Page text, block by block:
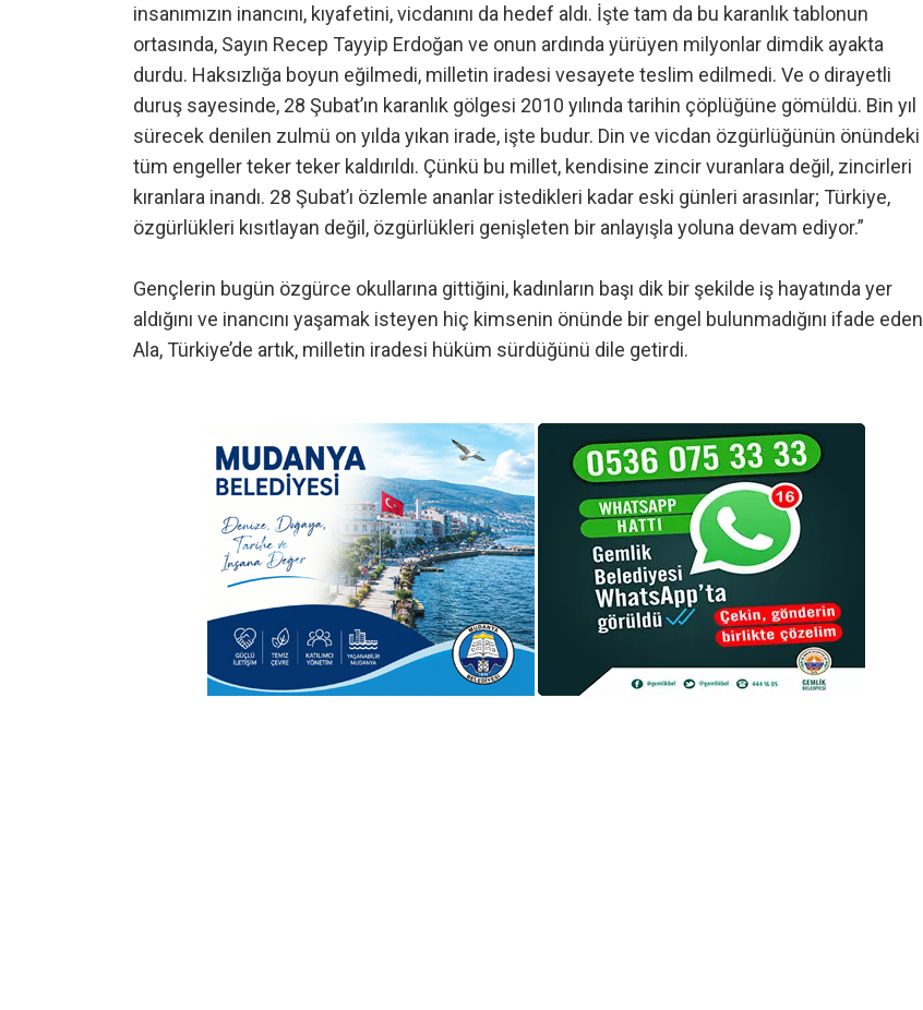
insanımızın inancını, kıyafetini, vicdanını da hedef aldı. İşte tam da bu karanlık tablonun
ortasında, Sayın Recep Tayyip Erdoğan ve onun ardında yürüyen milyonlar dimdik ayakta
durdu. Haksızlığa boyun eğilmedi, milletin iradesi vesayete teslim edilmedi. Ve o dirayetli
duruş sayesinde, 28 Şubat’ın karanlık gölgesi 2010 yılında tarihin çöplüğüne gömüldü. Bin yıl
sürecek denilen zulmü on yılda yıkan irade, işte budur. Din ve vicdan özgürlüğünün önündeki
tüm engeller teker teker kaldırıldı. Çünkü bu millet, kendisine zincir vuranlara değil, zincirleri
kıranlara inandı. 28 Şubat’ı özlemle ananlar istedikleri kadar eski günleri arasınlar; Türkiye,
özgürlükleri kısıtlayan değil, özgürlükleri genişleten bir anlayışla yoluna devam ediyor.”
Gençlerin bugün özgürce okullarına gittiğini, kadınların başı dik bir şekilde iş hayatında yer
aldığını ve inancını yaşamak isteyen hiç kimsenin önünde bir engel bulunmadığını ifade eden
Ala, Türkiye’de artık, milletin iradesi hüküm sürdüğünü dile getirdi.